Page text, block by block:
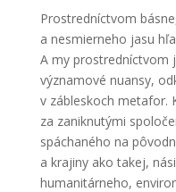
Prostredníctvom
a nesmierneho jasu
A my prostredníctvom
významové nuansy,
v zábleskoch metafor.
za zaniknutými
spáchaného na
a krajiny ako takej,
humanitárneho,